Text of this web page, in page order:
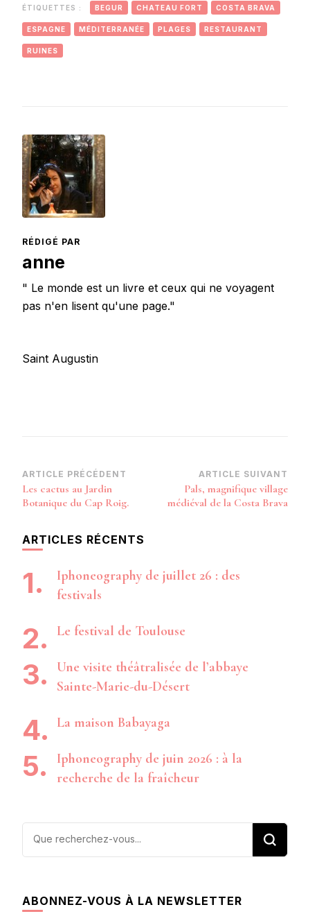
ÉTIQUETTES : BEGUR CHATEAU FORT COSTA BRAVA
ESPAGNE MÉDITERRANÉE PLAGES RESTAURANT
RUINES
RÉDIGÉ PAR
anne
" Le monde est un livre et ceux qui ne voyagent
pas n'en lisent qu'une page."
Saint Augustin
Navigation
d’article
ARTICLE PRÉCÉDENT
Les cactus au Jardin
Botanique du Cap Roig.
ARTICLE SUIVANT
Pals, magnifique village
médiéval de la Costa Brava
ARTICLES RÉCENTS
Iphoneography de juillet 26 : des
festivals
Le festival de Toulouse
Une visite théâtralisée de l’abbaye
Sainte-Marie-du-Désert
La maison Babayaga
Iphoneography de juin 2026 : à la
recherche de la fraîcheur
Vous
ABONNEZ-VOUS À LA NEWSLETTER